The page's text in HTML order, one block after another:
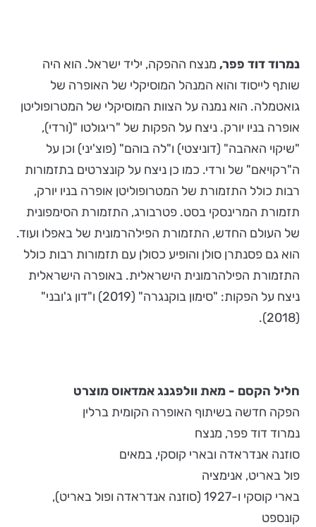
נמרוד דוד פפר, מנצח ההפקה, יליד ישראל. הוא היה
שותף לייסוד והוא המנהל המוסיקלי של האופרה של
גואטמלה. הוא נמנה על הצוות המוסיקלי של המטרופוליטן
אופרה בניו יורק. ניצח על הפקות של "ריגולטו "(ורדי),
"שיקוי האהבה" (דוניצטי) ו"לה בוהם" (פוצ'יני) וכן על
ה"רקויאם" של ורדי. כמו כן ניצח על קונצרטים בתזמורות
רבות כולל התזמורת של המטרופוליטן אופרה בניו יורק,
תזמורת המרינסקי בסט. פטרבורג, התזמורת הסימפונית
של העולם החדש, התזמורת הפילהרמונית של באפלו ועוד.
הוא גם פסנתרן סולן והופיע כסולן עם תזמורות רבות כולל
התזמורת הפילהרמונית הישראלית. באופרה הישראלית
ניצח על הפקות: "סימון בוקנגרה" (2019) ו"דון ג'ובני"
(2018).
חליל הקסם - מאת וולפגנג אמדאוס מוצרט
הפקה חדשה בשיתוף האופרה הקומית ברלין
נמרוד דוד פפר, מנצח
סוזנה אנדראדה ובארי קוסקי, במאים
פול באריט, אנימציה
בארי קוסקי ו-1927 (סוזנה אנדראדה ופול באריט),
קונספט